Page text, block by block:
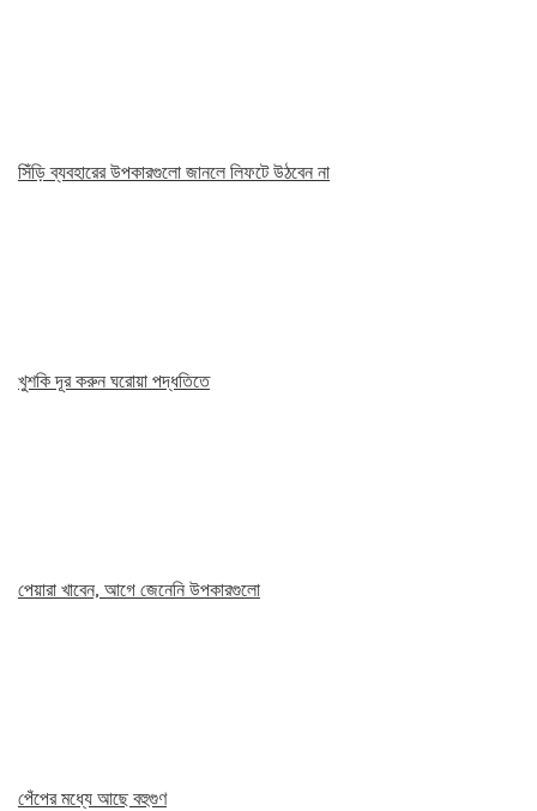
সিঁড়ি ব্যবহারের উপকারগুলো জানলে লিফটে উঠবেন না
খুশকি দূর করুন ঘরোয়া পদ্ধতিতে
পেয়ার‍া খাবেন, আগে জেনেনি উপকারগুলো
পেঁপের মধ্যে আছে বহুগুণ